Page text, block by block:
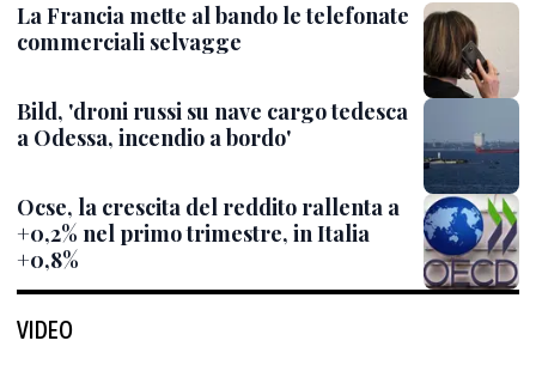
La Francia mette al bando le telefonate
commerciali selvagge
Bild, 'droni russi su nave cargo tedesca
a Odessa, incendio a bordo'
Ocse, la crescita del reddito rallenta a
+0,2% nel primo trimestre, in Italia
+0,8%
VIDEO